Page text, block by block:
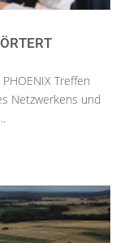
Treffen
Netzwerkens und